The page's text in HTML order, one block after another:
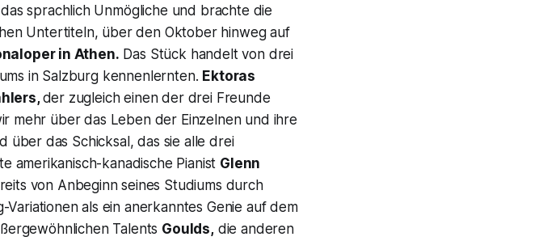
sprachlich Unmögliche und brachte die
Untertiteln, über den Oktober hinweg auf
in Athen. Das Stück handelt von drei
in Salzburg kennenlernten. Ektoras
der zugleich einen der drei Freunde
mehr über das Leben der Einzelnen und ihre
über das Schicksal, das sie alle drei
amerikanisch-kanadische Pianist Glenn
von Anbeginn seines Studiums durch
-Variationen als ein anerkanntes Genie auf dem
Talents Goulds, die anderen